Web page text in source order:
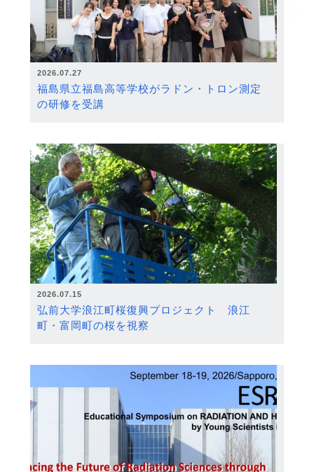
2026.07.27
福島県立福島高等学校がラドン・トロン測定
の研修を受講
2026.07.15
弘前大学浪江町桜復興プロジェクト 浪江
町・富岡町の桜を視察